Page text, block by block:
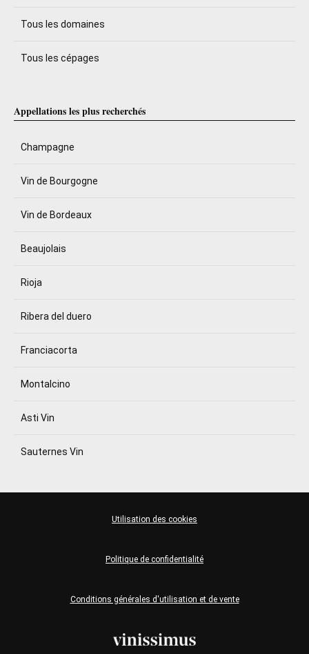
Tous les domaines
Tous les cépages
Appellations les plus recherchés
Champagne
Vin de Bourgogne
Vin de Bordeaux
Beaujolais
Rioja
Ribera del duero
Franciacorta
Montalcino
Asti Vin
Sauternes Vin
Conditions générales d'utilisation et de vente
Politique de confidentialité
Utilisation des cookies